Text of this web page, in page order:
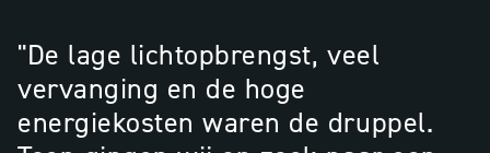
"De lage lichtopbrengst, veel
vervanging en de hoge
energiekosten waren de druppel.